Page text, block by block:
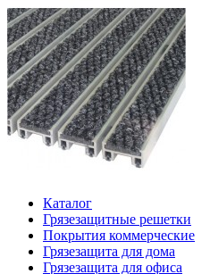
Каталог
Грязезащитные решетки
Покрытия коммерческие
Грязезащита для дома
Грязезащита для офиса